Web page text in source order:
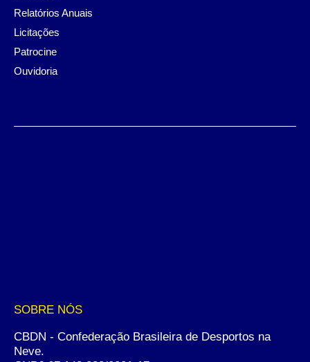
Relatórios Anuais
Licitações
Patrocine
Ouvidoria
SOBRE NÓS
CBDN - Confederação Brasileira de Desportos na
Neve.